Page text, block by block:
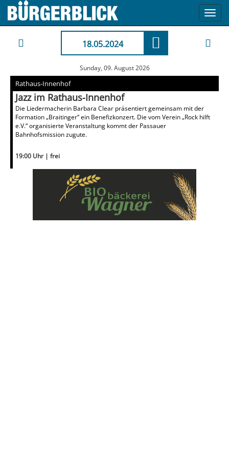
18.05.2024
Sunday, 09. August 2026
Rathaus-Innenhof
Jazz im Rathaus-Innenhof
Die Liedermacherin Barbara Clear präsentiert gemeinsam mit der
Formation „Braitinger“ ein Benefizkonzert. Die vom Verein „Rock hilft
e.V.“ organisierte Veranstaltung kommt der Passauer
Bahnhofsmission zugute.
19:00 Uhr | frei